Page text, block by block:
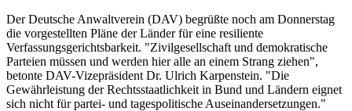
Der Deutsche Anwaltverein (DAV) begrüßte noch am Donnerstag
die vorgestellten Pläne der Länder für eine resiliente
Verfassungsgerichtsbarkeit. "Zivilgesellschaft und demokratische
Parteien müssen und werden hier alle an einem Strang ziehen",
betonte DAV-Vizepräsident Dr. Ulrich Karpenstein. "Die
Gewährleistung der Rechtsstaatlichkeit in Bund und Ländern eignet
sich nicht für partei- und tagespolitische Auseinandersetzungen."